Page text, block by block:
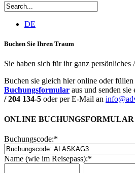
DE
Buchen Sie Ihren Traum
Sie haben sich für ihr ganz persönliches
Buchen sie gleich hier online oder füllen
Buchungsformular aus und senden sie
/ 204 134-5 oder per E-Mail an
ONLINE BUCHUNGSFORMULAR
Buchungscode:*
Name (wie im Reisepass):*